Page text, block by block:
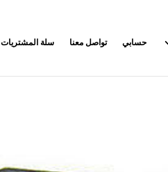
حسابي تواصل معنا سلة المشتريات